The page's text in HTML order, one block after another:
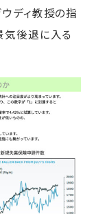
ディ教授の指
気後退に入る